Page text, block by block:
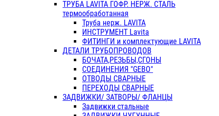
ТРУБА LAVITA ГОФР. НЕРЖ. СТАЛЬ
термообработанная
Труба нерж. LAVITA
ИНСТРУМЕНТ Lavita
ФИТИНГИ и комплектующие LAVITA
ДЕТАЛИ ТРУБОПРОВОДОВ
БОЧАТА,РЕЗЬБЫ,СГОНЫ
СОЕДИНЕНИЯ "GEBO"
ОТВОДЫ СВАРНЫЕ
ПЕРЕХОДЫ СВАРНЫЕ
ЗАДВИЖКИ/ ЗАТВОРЫ/ ФЛАНЦЫ
Задвижки стальные